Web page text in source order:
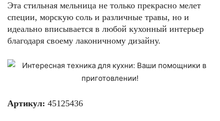
Эта стильная мельница не только прекрасно мелет
специи, морскую соль и различные травы, но и
идеально вписывается в любой кухонный интерьер
благодаря своему лаконичному дизайну.
Артикул: 45125436